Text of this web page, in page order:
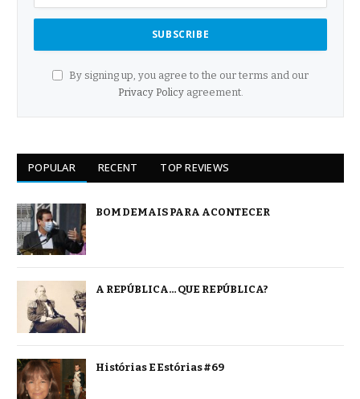
By signing up, you agree to the our terms and our
Privacy Policyagreement.
POPULAR RECENT TOP REVIEWS
BOM DEMAIS PARA ACONTECER
A REPÚBLICA… QUE REPÚBLICA?
Histórias E Estórias #69